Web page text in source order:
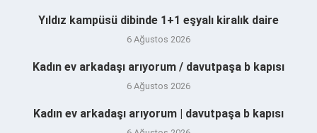
Yıldız kampüsü dibinde 1+1 eşyalı kiralık daire
6 Ağustos 2026
Kadın ev arkadaşı arıyorum / davutpaşa b kapısı
6 Ağustos 2026
Kadın ev arkadaşı arıyorum | davutpaşa b kapısı